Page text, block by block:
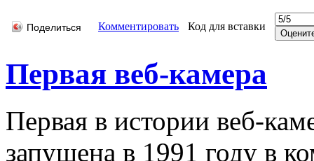
Поделиться Комментировать Код для вставки
Первая веб-камера
Первая в истории веб-
запущена в 1991 году в